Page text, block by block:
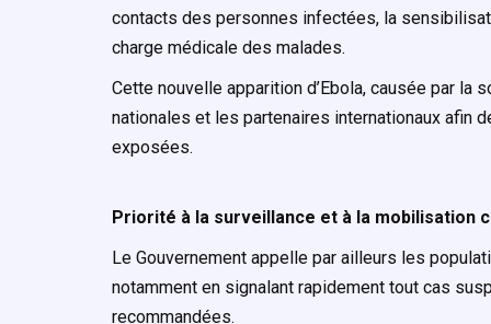
contacts des personnes infectées, la
charge médicale des malades.
Cette nouvelle apparition d’Ebola, causée par
nationales et les partenaires internationaux afin
exposées.
Priorité à la surveillance et à la mobilisation
Le Gouvernement appelle par ailleurs les
notamment en signalant rapidement tout cas
recommandées.